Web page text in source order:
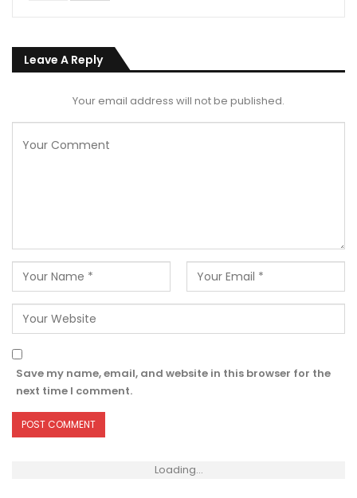
Leave A Reply
Your email address will not be published.
Save my name, email, and website in this browser for the
next time I comment.
Loading...